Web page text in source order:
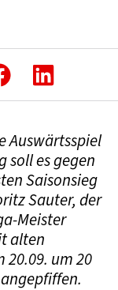
Auswärtsspiel
soll es gegen
Saisonsieg
Sauter, der
Meister
alten
20.09. um 20